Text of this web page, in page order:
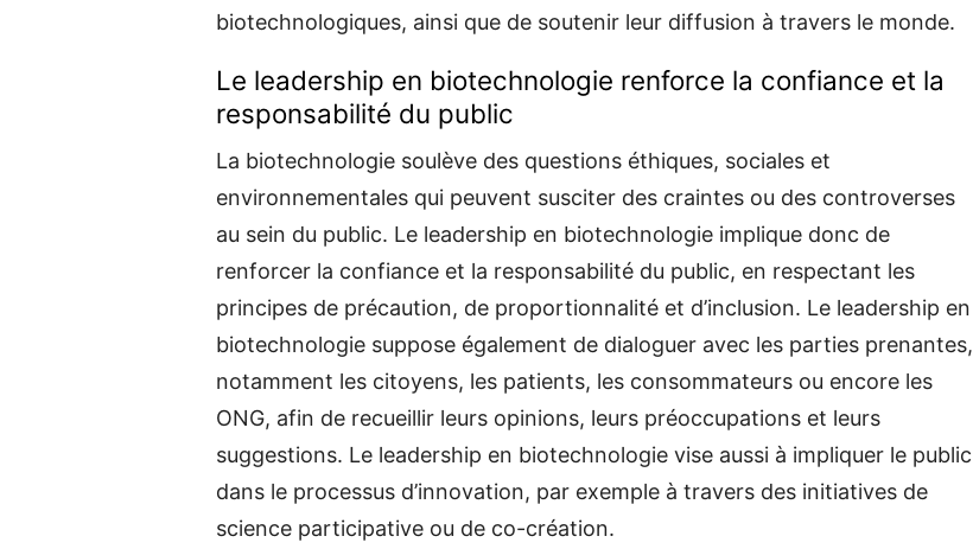
biotechnologiques, ainsi que de soutenir leur diffusion à travers le monde.
Le leadership en biotechnologie renforce la confiance et la
responsabilité du public
La biotechnologie soulève des questions éthiques, sociales et
environnementales qui peuvent susciter des craintes ou des controverses
au sein du public. Le leadership en biotechnologie implique donc de
renforcer la confiance et la responsabilité du public, en respectant les
principes de précaution, de proportionnalité et d’inclusion. Le leadership en
biotechnologie suppose également de dialoguer avec les parties prenantes,
notamment les citoyens, les patients, les consommateurs ou encore les
ONG, afin de recueillir leurs opinions, leurs préoccupations et leurs
suggestions. Le leadership en biotechnologie vise aussi à impliquer le public
dans le processus d’innovation, par exemple à travers des initiatives de
science participative ou de co-création.